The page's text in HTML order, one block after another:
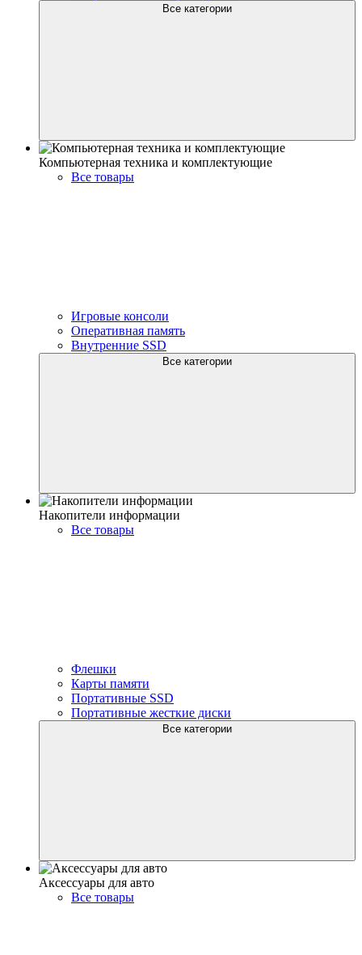
Все категории
Компьютерная техника и комплектующие
Все товары
Игровые консоли
Оперативная память
Внутренние SSD
Все категории
Накопители информации
Все товары
Флешки
Карты памяти
Портативные SSD
Портативные жесткие диски
Все категории
Аксессуары для авто
Все товары